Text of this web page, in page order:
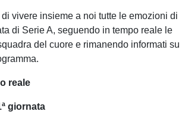
vivere insieme a noi tutte le emozioni di
di Serie A, seguendo in tempo reale le
del cuore e rimanendo informati su
reale
giornata